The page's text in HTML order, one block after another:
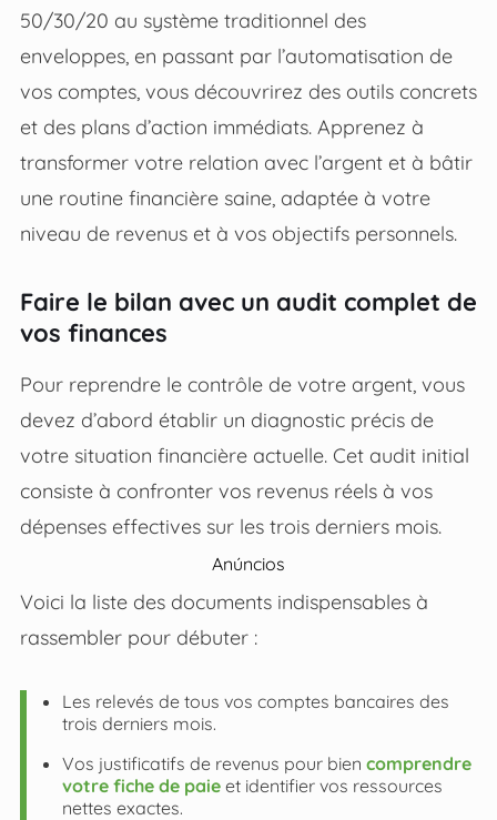
50/30/20 au système traditionnel des
enveloppes, en passant par l’automatisation de
vos comptes, vous découvrirez des outils concrets
et des plans d’action immédiats. Apprenez à
transformer votre relation avec l’argent et à bâtir
une routine financière saine, adaptée à votre
niveau de revenus et à vos objectifs personnels.
Faire le bilan avec un audit complet de
vos finances
Pour reprendre le contrôle de votre argent, vous
devez d’abord établir un diagnostic précis de
votre situation financière actuelle. Cet audit initial
consiste à confronter vos revenus réels à vos
dépenses effectives sur les trois derniers mois.
Anúncios
Voici la liste des documents indispensables à
rassembler pour débuter :
Les relevés de tous vos comptes bancaires des
trois derniers mois.
Vos justificatifs de revenus pour bien comprendre
votre fiche de paieet identifier vos ressources
nettes exactes.